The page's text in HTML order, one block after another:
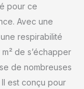
pour ce
Avec une
respirabilité
de s’échapper
de nombreuses
est conçu pour